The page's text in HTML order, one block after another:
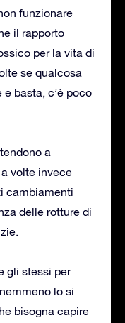
funzionare
il rapporto
per la vita di
se qualcosa
basta, c’è poco
a
volte invece
cambiamenti
delle rotture di
gli stessi per
lo si
bisogna capire